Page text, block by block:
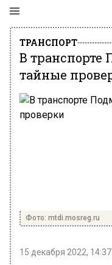
ТРАНСПОРТ
В транспорте
тайные
Фото: mtdi.mosreg.ru
15 декабря 2022, 14:37